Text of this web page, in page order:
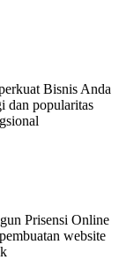
Bisnis Anda
dan popularitas
Prisensi Online
website